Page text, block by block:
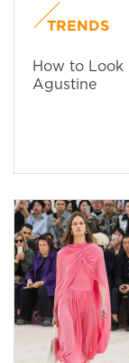
TRENDS
How to Look
Agustine